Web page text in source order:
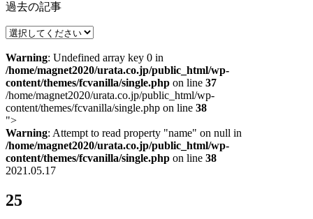
過去の記事
Warning: Undefined array key 0 in
/home/magnet2020/urata.co.jp/public_html/wp-
content/themes/fcvanilla/single.php on line 37
/home/magnet2020/urata.co.jp/public_html/wp-
content/themes/fcvanilla/single.php on line 38
">
Warning: Attempt to read property "name" on null in
/home/magnet2020/urata.co.jp/public_html/wp-
content/themes/fcvanilla/single.php on line 38
2021.05.17
25